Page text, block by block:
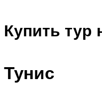
Купить
Тунис